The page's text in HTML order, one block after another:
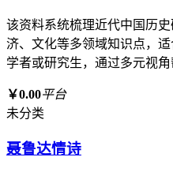
该资料系统梳理近代中国历
济、文化等多领域知识点，
学者或研究生，通过多元视
￥0.00平台
未分类
聂鲁达情诗